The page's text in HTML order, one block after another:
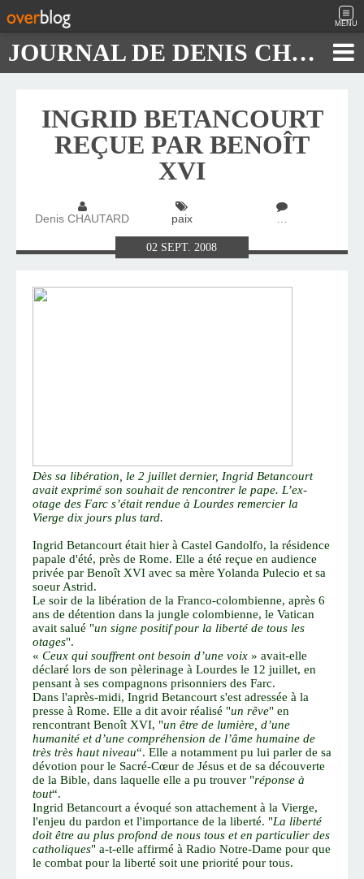
MENU
JOURNAL DE DENIS CHAUTARD
INGRID BETANCOURT
REÇUE PAR BENOÎT
XVI
Denis CHAUTARD paix …
02 SEPT.2008
Dès sa libération, le 2 juillet dernier, Ingrid Betancourt
avait exprimé son souhait de rencontrer le pape. L’ex-
otage des Farc s’était rendue à Lourdes remercier la
Vierge dix jours plus tard.
Ingrid Betancourt était hier à Castel Gandolfo, la résidence
papale d'été, près de Rome. Elle a été reçue en audience
privée par Benoît XVI avec sa mère Yolanda Pulecio et sa
soeur Astrid.
Le soir de la libération de la Franco-colombienne, après 6
ans de détention dans la jungle colombienne, le Vatican
avait salué "un signe positif pour la liberté de tous les
otages".
« Ceux qui souffrent ont besoin d’une voix » avait-elle
déclaré lors de son pèlerinage à Lourdes le 12 juillet, en
pensant à ses compagnons prisonniers des Farc.
Dans l'après-midi, Ingrid Betancourt s'est adressée à la
presse à Rome. Elle a dit avoir réalisé "un rêve" en
rencontrant Benoît XVI, "un être de lumière, d’une
humanité et d’une compréhension de l’âme humaine de
très très haut niveau“. Elle a notamment pu lui parler de sa
dévotion pour le Sacré-Cœur de Jésus et de sa découverte
de la Bible, dans laquelle elle a pu trouver "réponse à
tout“.
Ingrid Betancourt a évoqué son attachement à la Vierge,
l'enjeu du pardon et l'importance de la liberté. "La liberté
doit être au plus profond de nous tous et en particulier des
catholiques" a-t-elle affirmé à Radio Notre-Dame pour que
le combat pour la liberté soit une priorité pour tous.